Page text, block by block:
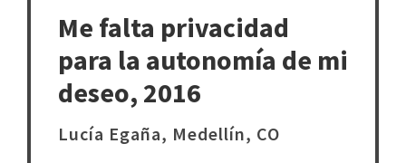
Me falta privacidad
para la autonomía de mi
deseo, 2016
Lucía Egaña, Medellín, CO